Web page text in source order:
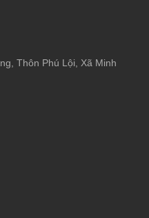
Thôn Phú Lội, Xã Minh